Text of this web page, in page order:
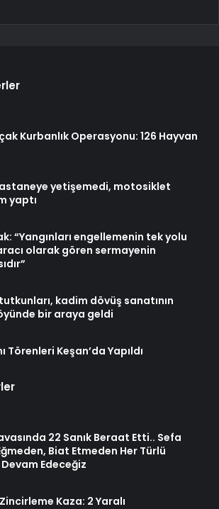
Kurbanlık Operasyonu: 126 Hayvan
yetişemedi, motosiklet
yaptı
“Yangınları engellemenin tek yolu
olarak gören sermayenin
kadim dövüş sanatının
bir araya geldi
Törenleri Keşan’da Yapıldı
22 Sanık Beraat Etti.. Sefa
Biat Etmeden Her Türlü
Edeceğiz
Kaza: 2 Yaralı